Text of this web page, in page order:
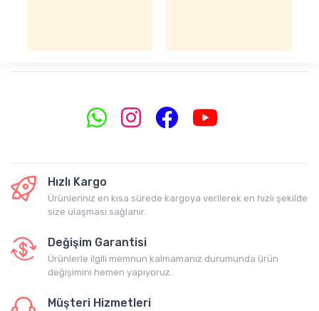
Hızlı Kargo
Ürünleriniz en kısa sürede kargoya verilerek en hızlı şekilde
size ulaşması sağlanır.
Değişim Garantisi
Ürünlerle ilgili memnun kalmamanız durumunda ürün
değişimini hemen yapıyoruz.
Müşteri Hizmetleri